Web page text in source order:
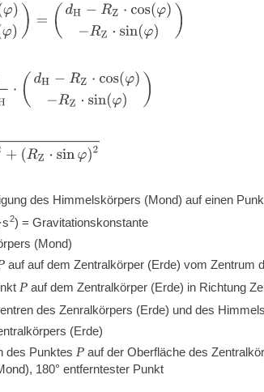
(φ ))= −RZ⋅cos (φ)− RZ⋅sin(φ ))
PH⋅(d H− RZ⋅cos(φ)−RZ⋅sin
RZ⋅sinφ)2
des Himmelskörpers (Mond) auf einen
2) = Gravitationskonstante
(Mond)
auf auf dem Zentralkörper (Erde) vom Zentrum
Pauf dem Zentralkörper (Erde) in Richtung
des Zenralkörpers (Erde) und des
(Erde)
des Punktes Pauf der Oberfläche des
180° entferntester Punkt